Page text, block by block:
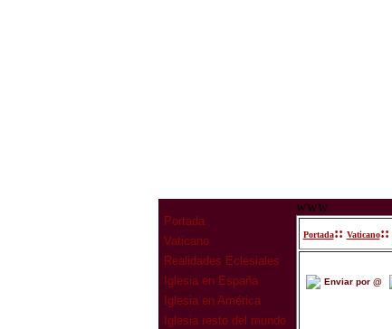
Portada
Vaticano
Realidades Eclesiales
Iglesia en España
Iglesia en América
Iglesia resto del mundo
www
Portada:: Vaticano::
Enviar por @